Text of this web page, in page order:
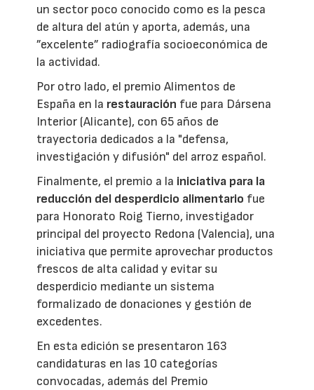
un sector poco conocido como es la pesca
de altura del atún y aporta, además, una
”excelente” radiografía socioeconómica de
la actividad.
Por otro lado, el premio Alimentos de
España en la restauración fue para Dársena
Interior (Alicante), con 65 años de
trayectoria dedicados a la "defensa,
investigación y difusión" del arroz español.
Finalmente, el premio a la iniciativa para la
reducción del desperdicio alimentario fue
para Honorato Roig Tierno, investigador
principal del proyecto Redona (Valencia), una
iniciativa que permite aprovechar productos
frescos de alta calidad y evitar su
desperdicio mediante un sistema
formalizado de donaciones y gestión de
excedentes.
En esta edición se presentaron 163
candidaturas en las 10 categorías
convocadas, además del Premio